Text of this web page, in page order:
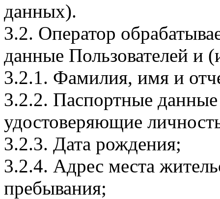
данных).
3.2. Оператор
данные Пользователей и
3.2.1. Фамилия, имя и
3.2.2. Паспортные
удостоверяющие
3.2.3. Дата рождения;
3.2.4. Адрес места
пребывания;